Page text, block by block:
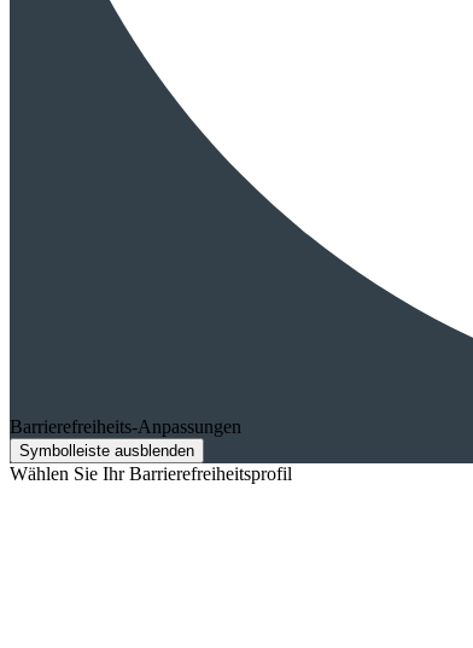
Barrierefreiheits-Anpassungen
Symbolleiste ausblenden
Wählen Sie Ihr Barrierefreiheitsprofil